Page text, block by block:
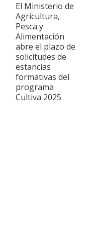
El Ministerio de
Agricultura,
Pesca y
Alimentación
abre el plazo de
solicitudes de
estancias
formativas del
programa
Cultiva 2025